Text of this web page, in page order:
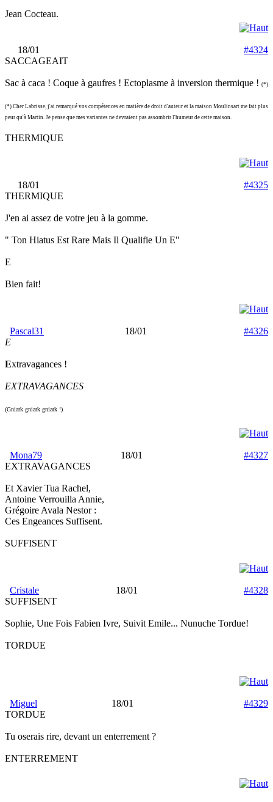
Jean Cocteau.
18/01
#4324
SACCAGEAIT
Sac à caca ! Coque à gaufres ! Ectoplasme à inversion thermique ! (*)
(*) Cher Labrisse, j'ai remarqué vos compétences en matière de droit d'auteur et la maison Moulinsart me fait plus
peur qu'à Martin. Je pense que mes variantes ne devraient pas assombrir l'humeur de cette maison.
THERMIQUE
18/01
#4325
THERMIQUE
J'en ai assez de votre jeu à la gomme.
" Ton Hiatus Est Rare Mais Il Qualifie Un E"
E
Bien fait!
Pascal31 18/01
#4326
E
Extravagances !
EXTRAVAGANCES
(Gniark gniark gniark !)
Mona79 18/01
#4327
EXTRAVAGANCES
Et Xavier Tua Rachel,
Antoine Verrouilla Annie,
Grégoire Avala Nestor :
Ces Engeances Suffisent.
SUFFISENT
Cristale 18/01
#4328
SUFFISENT
Sophie, Une Fois Fabien Ivre, Suivit Emile... Nunuche Tordue!
TORDUE
Miguel 18/01
#4329
TORDUE
Tu oserais rire, devant un enterrement ?
ENTERREMENT